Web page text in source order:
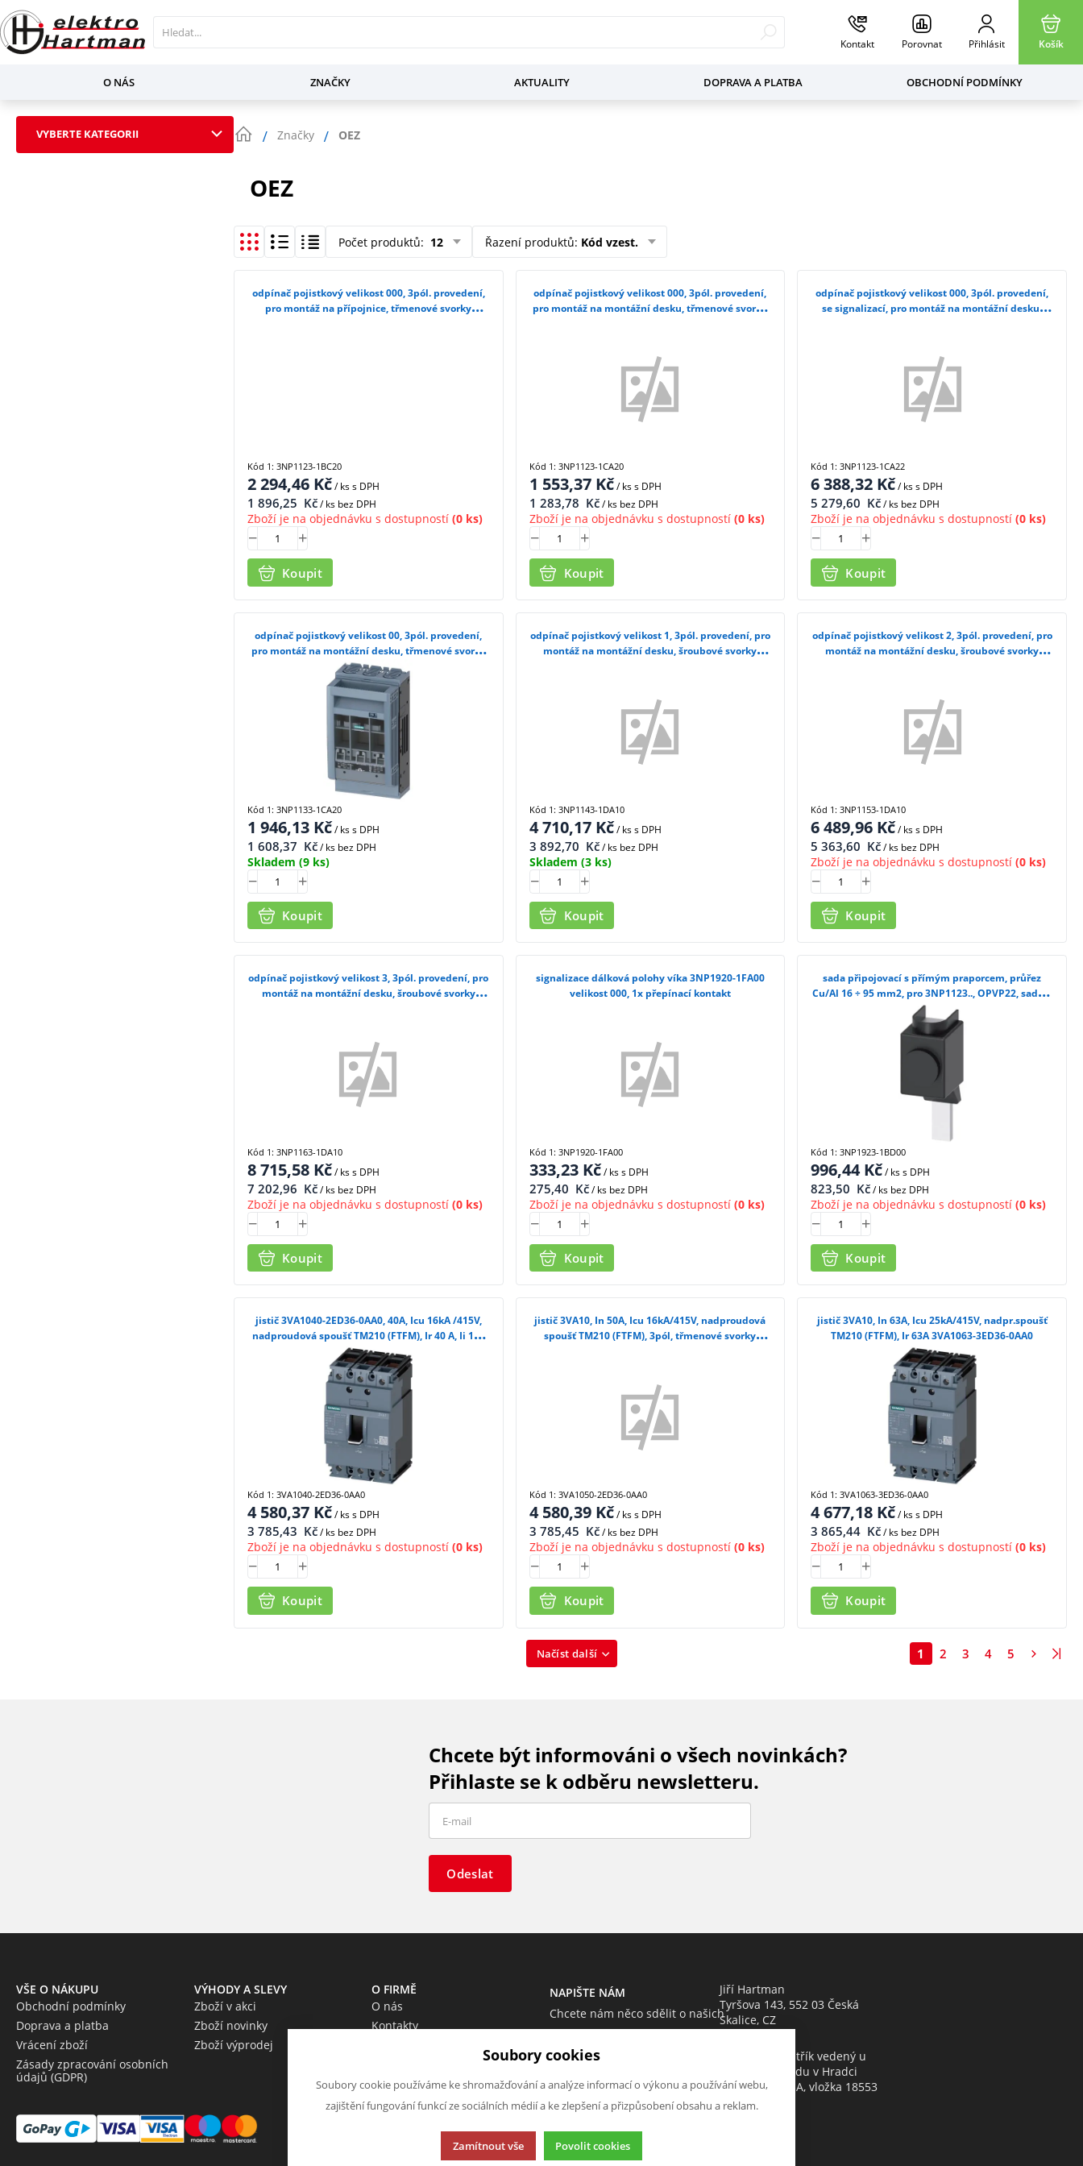
Kontakt Porovnat Přihlásit Košík
O NÁS ZNAČKY AKTUALITY DOPRAVA A PLATBA OBCHODNÍ PODMÍNKY
VYBERTE KATEGORII Značky OEZ
OEZ
Počet produktů: 12 Řazení produktů: Kód vzest.
odpínač pojistkový velikost 000, 3pól. provedení,
pro montáž na přípojnice, třmenové svorky
2 294,46 Kč/ kss DPH
1 896,25 Kč/ ks bez DPH
Zboží je na objednávku s dostupností (0 ks)
Koupit
Kód 1: 3NP1123-1BC20
odpínač pojistkový velikost 000, 3pól. provedení,
pro montáž na montážní desku, třmenové svorky
1 553,37Kč/ kss DPH
1 283,78 Kč/ ks bez DPH
Zboží je na objednávku s dostupností(0 ks)
Koupit
Kód 1: 3NP1123-1CA20
odpínač pojistkový velikost 000, 3pól. provedení,
se signalizací, pro montáž na montážní desku,
6 388,32 Kč/ kss DPH
5 279,60 Kč/ ks bez DPH
Zboží je na objednávku s dostupností (0 ks)
Koupit
Kód 1: 3NP1123-1CA22
odpínač pojistkový velikost 00, 3pól. provedení,
pro montáž na montážní desku, třmenové svorky
3NP1133-1CA20
1 946,13 Kč/ kss DPH
1 608,37 Kč/ ks bez DPH
Skladem (9 ks)
Koupit
Kód 1: 3NP1133-1CA20
odpínač pojistkový velikost 1, 3pól. provedení, pro
montáž na montážní desku, šroubové svorky
4 710,17Kč/ kss DPH
3 892,70 Kč/ ks bez DPH
Skladem (3 ks)
Koupit
Kód 1: 3NP1143-1DA10
odpínač pojistkový velikost 2, 3pól. provedení, pro
montáž na montážní desku, šroubové svorky
6 489,96 Kč/ kss DPH
5 363,60 Kč/ ks bez DPH
Zboží je na objednávku s dostupností (0 ks)
Koupit
Kód 1: 3NP1153-1DA10
odpínač pojistkový velikost 3, 3pól. provedení, pro
montáž na montážní desku, šroubové svorky
8 715,58 Kč/ kss DPH
7 202,96 Kč/ ks bez DPH
Zboží je na objednávku s dostupností (0 ks)
Koupit
Kód 1: 3NP1163-1DA10
signalizace dálková polohy víka 3NP1920-1FA00
velikost 000, 1x přepínací kontakt
333,23Kč/ kss DPH
275,40 Kč/ ks bez DPH
Zboží je na objednávku s dostupností(0 ks)
Koupit
Kód 1: 3NP1920-1FA00
sada připojovací s přímým praporcem, průřez
Cu/Al 16 ÷ 95 mm2, pro 3NP1123.., OPVP22, sada 3
ks /3NP1923-1BD00/
996,44Kč/ kss DPH
823,50 Kč/ ks bez DPH
Zboží je na objednávku s dostupností (0 ks)
Koupit
Kód 1: 3NP1923-1BD00
jistič 3VA1040-2ED36-0AA0, 40A, Icu 16kA /415V,
nadproudová spoušť TM210 (FTFM), Ir 40 A, Ii 10x
In, 3pól, třmenové svorky
4 580,37 Kč/ kss DPH
3 785,43 Kč/ ks bez DPH
Zboží je na objednávku s dostupností (0 ks)
Koupit
Kód 1: 3VA1040-2ED36-0AA0
jistič 3VA10, In 50A, Icu 16kA/415V, nadproudová
spoušť TM210 (FTFM), 3pól, třmenové svorky
4 580,39Kč/ kss DPH
3 785,45 Kč/ ks bez DPH
Zboží je na objednávku s dostupností(0 ks)
Koupit
Kód 1: 3VA1050-2ED36-0AA0
jistič 3VA10, In 63A, Icu 25kA/415V, nadpr.spoušť
TM210 (FTFM), Ir 63A 3VA1063-3ED36-0AA0
4 677,18 Kč/ kss DPH
3 865,44 Kč/ ks bez DPH
Zboží je na objednávku s dostupností (0 ks)
Koupit
Kód 1: 3VA1063-3ED36-0AA0
Načíst další 1 2 3 4 5
Chcete být informováni o všech novinkách?
Přihlaste se k odběru newsletteru.
Odeslat
VŠE O NÁKUPU
Obchodní podmínky
Doprava a platba
Vrácení zboží
Zásady zpracování osobních
údajů (GDPR)
VÝHODY A SLEVY
Zboží v akci
Zboží novinky
Zboží výprodej
O FIRMĚ
O nás
Kontakty
NAPIŠTE NÁM
Chcete nám něco sdělit o našich
Neváhejte napsat.
Chci napsat zprávu
Jiří Hartman
Tyršova 143, 552 03 Česká
Skalice, CZ
Obchodní rejstřík vedený u
Krajského soudu v Hradci
Králové, oddíl A, vložka 18553
Soubory cookies
Soubory cookie používáme ke shromažďování a analýze informací o výkonu a používání webu,
zajištění fungování funkcí ze sociálních médií a ke zlepšení a přizpůsobení obsahu a reklam.
Zamítnout vše Povolit cookies